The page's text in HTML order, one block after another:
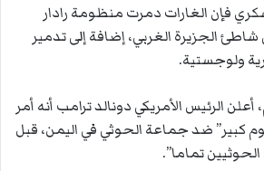
فإن الغارات دمرت منظومة رادار
الجزيرة الغربي، إضافة إلى تدمير
ولوجستية.
أعلن الرئيس الأمريكي دونالد ترامب أنه أمر
كبير” ضد جماعة الحوثي في اليمن، قبل
تماما”.